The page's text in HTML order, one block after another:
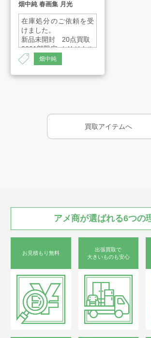
スタッフインタビュー
店舗案内
会社案内
プライバシーポリシー
古物営業法に基づく表示
サイトマ
畑中純 春画集 月光
在庫処分のご依頼を受
けました。
新品未開封 20点買取
2001部限定 オリジナル
アルミBOX
品名 ：春画集「月
畑中純
買取アイテムへ
アメ商が選ばれる6つの
お見積もり無料
出張買取で
大きいものも安心